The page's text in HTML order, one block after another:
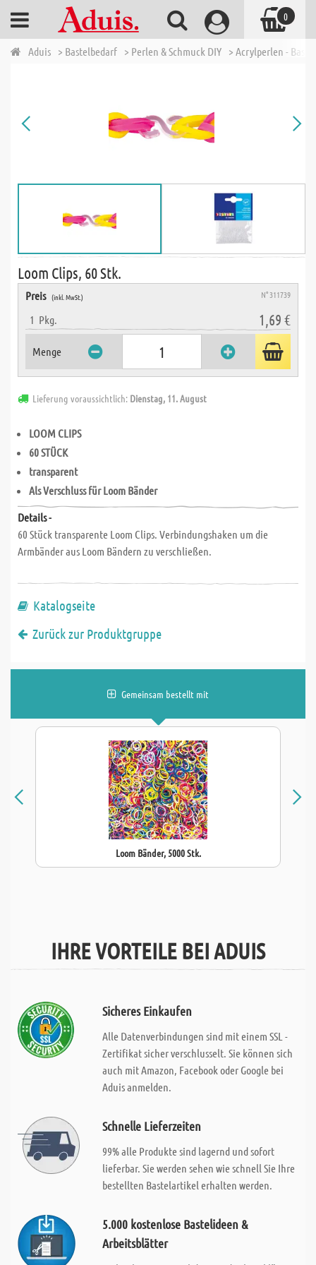
Aduis > Bastelbedarf > Perlen & Schmuck DIY > Acrylperlen -
Loom Clips, 60 Stk.
Preis (inkl. MwSt.) N° 311739
1 Pkg. 1,69 €
Menge
Lieferung voraussichtlich: Dienstag, 11. August
LOOM CLIPS
60 STÜCK
transparent
Als Verschluss für Loom Bänder
Details -
60 Stück transparente Loom Clips. Verbindungshaken um die
Armbänder aus Loom Bändern zu verschließen.
Katalogseite
Zurück zur Produktgruppe
Gemeinsam bestellt mit
Loom Bänder, 5000 Stk.
IHRE VORTEILE BEI ADUIS
Sicheres Einkaufen
Alle Datenverbindungen sind mit einem SSL -
Zertifikat sicher verschlusselt. Sie können sich
auch mit Amazon, Facebook oder Google bei
Aduis anmelden.
Schnelle Lieferzeiten
99% alle Produkte sind lagernd und sofort
lieferbar. Sie werden sehen wie schnell Sie Ihre
bestellten Bastelartikel erhalten werden.
5.000 kostenlose Bastelideen &
Arbeitsblätter
0